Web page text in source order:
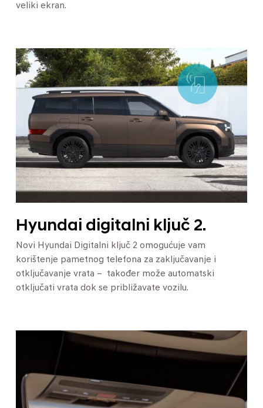
veliki ekran.
Hyundai digitalni ključ 2.
Novi Hyundai Digitalni ključ 2 omogućuje vam
korištenje pametnog telefona za zaključavanje i
otključavanje vrata – također može automatski
otključati vrata dok se približavate vozilu.